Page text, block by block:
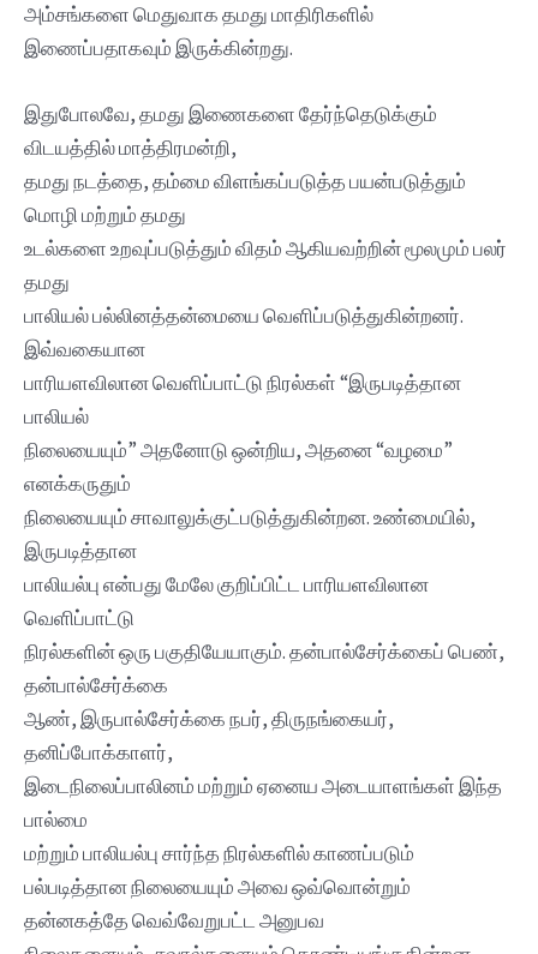
அம்சங்களை மெதுவாக தமது மாதிரிகளில்
இணைப்பதாகவும் இருக்கின்றது.
இதுபோலவே, தமது இணைகளை தேர்ந்தெடுக்கும்
விடயத்தில் மாத்திரமன்றி,
தமது நடத்தை, தம்மை விளங்கப்படுத்த பயன்படுத்தும்
மொழி மற்றும் தமது
உடல்களை உறவுப்படுத்தும் விதம் ஆகியவற்றின் மூலமும் பலர்
தமது
பாலியல் பல்லினத்தன்மையை வெளிப்படுத்துகின்றனர்.
இவ்வகையான
பாரியளவிலான வெளிப்பாட்டு நிரல்கள் “இருபடித்தான
பாலியல்
நிலையையும்” அதனோடு ஒன்றிய, அதனை “வழமை”
எனக்கருதும்
நிலையையும் சாவாலுக்குட்படுத்துகின்றன. உண்மையில்,
இருபடித்தான
பாலியல்பு என்பது மேலே குறிப்பிட்ட பாரியளவிலான
வெளிப்பாட்டு
நிரல்களின் ஒரு பகுதியேயாகும். தன்பால்சேர்க்கைப் பெண்,
தன்பால்சேர்க்கை
ஆண், இருபால்சேர்க்கை நபர், திருநங்கையர்,
தனிப்போக்காளர்,
இடைநிலைப்பாலினம் மற்றும் ஏனைய அடையாளங்கள் இந்த
பால்மை
மற்றும் பாலியல்பு சார்ந்த நிரல்களில் காணப்படும்
பல்படித்தான நிலையையும் அவை ஒவ்வொன்றும்
தன்னகத்தே வெவ்வேறுபட்ட அனுபவ